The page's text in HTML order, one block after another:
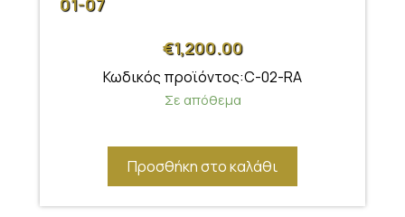
01-07
€1,200.00
Κωδικός προϊόντος:C-02-RA
Σε απόθεμα
Προσθήκη στο καλάθι